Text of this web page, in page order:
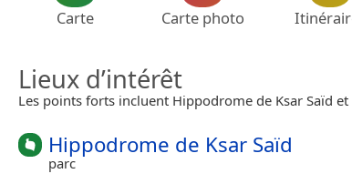
Carte Carte photo
Lieux d’intérêt
Les points forts incluent Hippodrome de Ksar Saïd et
Hippodrome de Ksar Saïd
parc